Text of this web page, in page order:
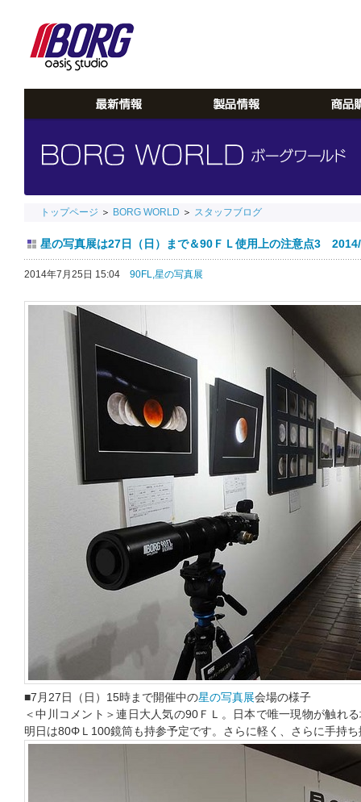
トップページ ＞ BORG WORLD ＞ スタッフブログ
星の写真展は27日（日）まで＆90ＦＬ使用上の注意点3
2014年7月25日 15:04 90FL,星の写真展
■7月27日（日）15時まで開催中の星の写真展会場の様子
＜中川コメント＞連日大人気の90ＦＬ。日本で唯一現物が触れ
明日は80ΦＬ100鏡筒も持参予定です。さらに軽く、さらに手持